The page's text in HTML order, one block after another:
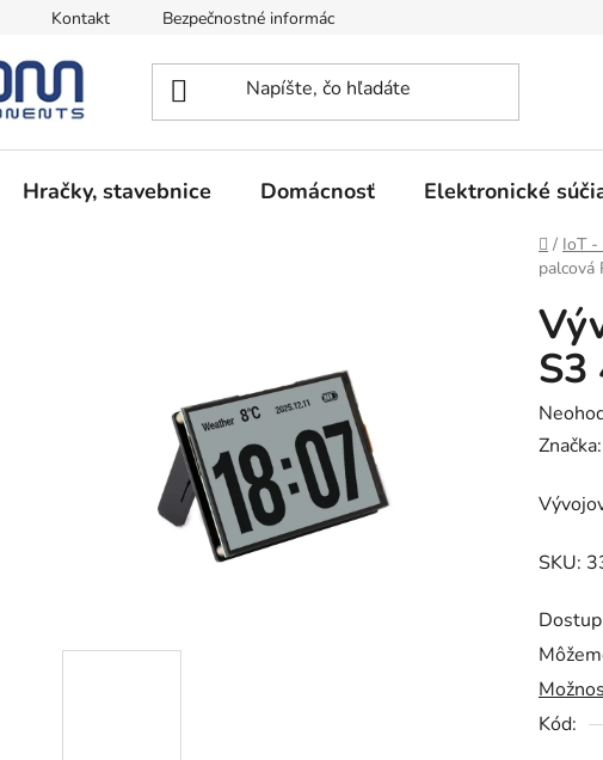
Kontakt Bezpečnostné informácie
Hračky, stavebnice Domácnosť Elektronické
Domov
/ IoT
palcová
S3
je
z
5
Značka:
SKU:
Kód: